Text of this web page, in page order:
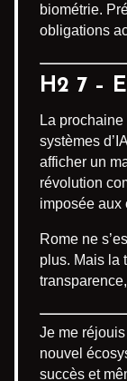
biométrie.
obligations
H2 7 –
La
systèmes
afficher un
révolution
imposée aux
Rome ne
plus. Mais la
Je me
nouvel
succès et